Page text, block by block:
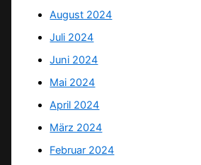
August 2024
Juli 2024
Juni 2024
Mai 2024
April 2024
März 2024
Februar 2024